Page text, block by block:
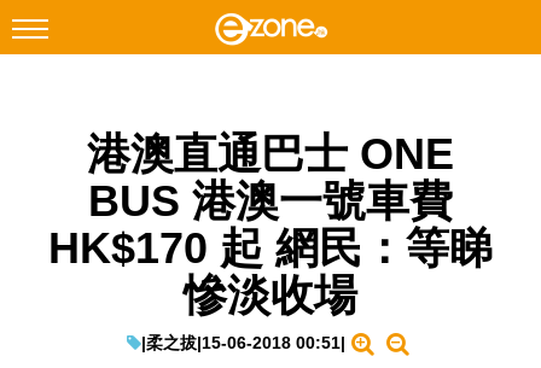
Facebook Instagram
網絡生活
港澳直通巴士 ONE
BUS 港澳一號車費
HK$170 起 網民：等睇
慘淡收場
|柔之拔|15-06-2018 00:51|